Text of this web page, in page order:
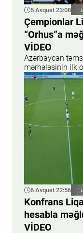
5 Avqust 23:08
Çempionlar
“Orhus”a
VİDEO
Azərbaycan
mərhələsinin ilk
6 Avqust 22:56
Konfrans
hesabla
VİDEO